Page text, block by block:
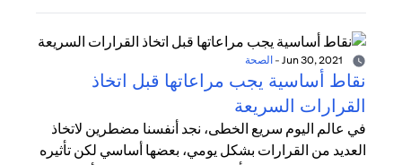
- الصحة
نقاط أساسية يجب مراعاتها قبل اتخاذ
القرارات السريعة
في عالم اليوم سريع الخطى، نجد أنفسنا مضطرين لاتخاذ
العديد من القرارات بشكل يومي، بعضها أساسي لكن تأثيره